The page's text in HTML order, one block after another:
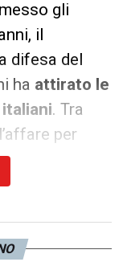
gli
il
difesa del
ha attirato le
. Tra
per
patron
prime